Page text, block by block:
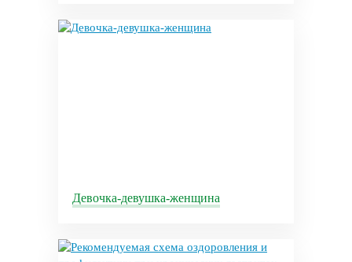
Девочка-девушка-женщина